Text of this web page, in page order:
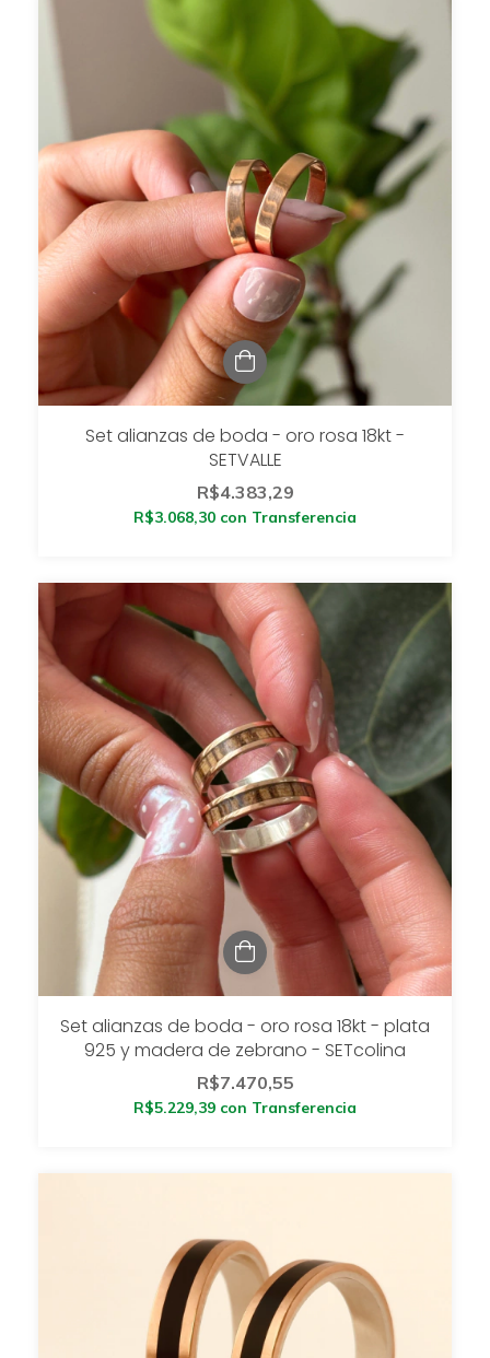
Set alianzas de boda - oro rosa 18kt -
SETVALLE
R$4.383,29
R$3.068,30 con Transferencia
Set alianzas de boda - oro rosa 18kt - plata
925 y madera de zebrano - SETcolina
R$7.470,55
R$5.229,39 con Transferencia